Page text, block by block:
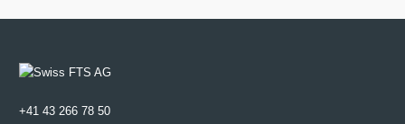
+41 43 266 78 50